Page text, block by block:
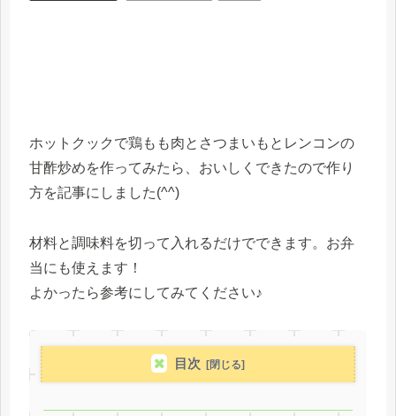
ホットクックで鶏もも肉とさつまいもとレンコンの
甘酢炒めを作ってみたら、おいしくできたので作り
方を記事にしました(^^)
材料と調味料を切って入れるだけでできます。お弁
当にも使えます！
よかったら参考にしてみてください♪
目次